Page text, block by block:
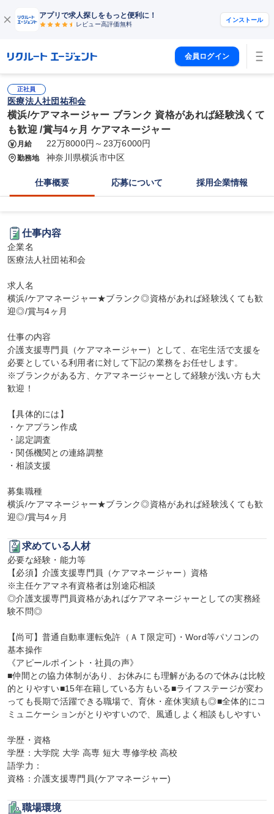
アプリで求人探しをもっと便利に！
レビュー高評価無料
インストール
会員ログイン
正社員
医療法人社団祐和会
横浜/ケアマネージャー ブランク 資格があれば経験浅くて
も歓迎 /賞与4ヶ月 ケアマネージャー
月給 22万8000円～23万6000円
勤務地 神奈川県横浜市中区
仕事概要 応募について 採用企業情報
仕事内容
企業名
医療法人社団祐和会
求人名
横浜/ケアマネージャー★ブランク◎資格があれば経験浅くても歓
迎◎/賞与4ヶ月
仕事の内容
介護支援専門員（ケアマネージャー）として、在宅生活で支援を
必要としている利用者に対して下記の業務をお任せします。
※ブランクがある方、ケアマネージャーとして経験が浅い方も大
歓迎！
【具体的には】
・ケアプラン作成
・認定調査
・関係機関との連絡調整
・相談支援
募集職種
横浜/ケアマネージャー★ブランク◎資格があれば経験浅くても歓
迎◎/賞与4ヶ月
求めている人材
必要な経験・能力等
【必須】介護支援専門員（ケアマネージャー）資格
※主任ケアマネ有資格者は別途応相談
◎介護支援専門員資格があればケアマネージャーとしての実務経
験不問◎
【尚可】普通自動車運転免許（ＡＴ限定可)・Word等パソコンの
基本操作
《アピールポイント・社員の声》
■仲間との協力体制があり、お休みにも理解があるので休みは比較
的とりやすい■15年在籍している方もいる■ライフステージが変わ
っても長期で活躍できる職場で、育休・産休実績も◎■全体的にコ
ミュニケーションがとりやすいので、風通しよく相談もしやすい
学歴・資格
学歴：大学院 大学 高専 短大 専修学校 高校
語学力：
資格：介護支援専門員(ケアマネージャー)
職場環境